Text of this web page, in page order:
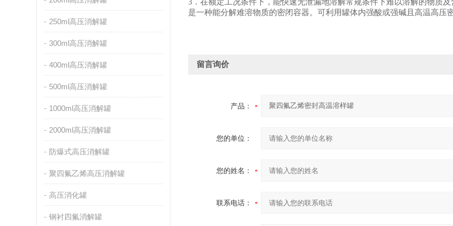
250ml高压消解罐
300ml高压消解罐
400ml高压消解罐
500ml高压消解罐
1000ml高压消解罐
2000ml高压消解罐
防爆式高压消解罐
聚四氟乙烯高压消解罐
高压消化罐
钢衬四氟消解罐
3．在额定工况条件下，能快速无泄漏地溶解常规条件下难以溶解的物质
是一种能分解难溶物质的密闭容器。可利用罐体内强酸或强碱且高温高压
留言询价
产品：
您的单位：
您的姓名：
联系电话：